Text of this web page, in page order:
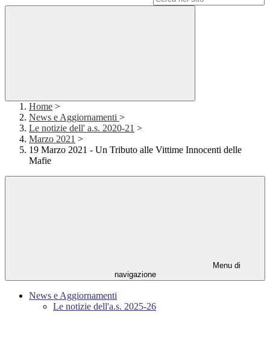
Home >
News e Aggiornamenti >
Le notizie dell' a.s. 2020-21 >
Marzo 2021 >
19 Marzo 2021 - Un Tributo alle Vittime Innocenti delle
Mafie
Menu di
navigazione
News e Aggiornamenti
Le notizie dell'a.s. 2025-26